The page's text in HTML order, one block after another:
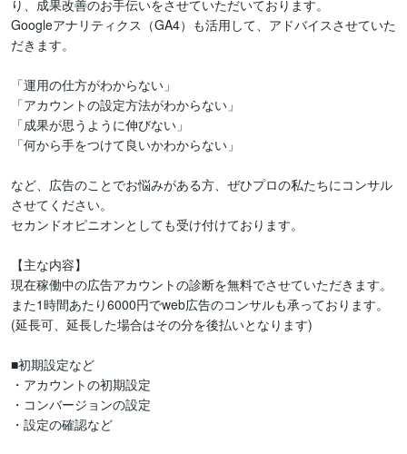
り、成果改善のお手伝いをさせていただいております。
Googleアナリティクス（GA4）も活用して、アドバイスさせていた
だきます。
「運用の仕方がわからない」
「アカウントの設定方法がわからない」
「成果が思うように伸びない」
「何から手をつけて良いかわからない」
など、広告のことでお悩みがある方、ぜひプロの私たちにコンサル
させてください。
セカンドオピニオンとしても受け付けております。
【主な内容】
現在稼働中の広告アカウントの診断を無料でさせていただきます。
また1時間あたり6000円でweb広告のコンサルも承っております。
(延長可、延長した場合はその分を後払いとなります)
■初期設定など
・アカウントの初期設定
・コンバージョンの設定
・設定の確認など